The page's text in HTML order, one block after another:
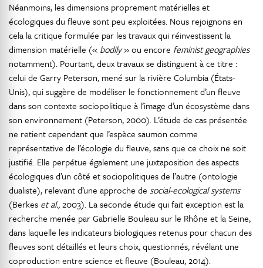
Néanmoins, les dimensions proprement matérielles et
écologiques du fleuve sont peu exploitées. Nous rejoignons en
cela la critique formulée par les travaux qui réinvestissent la
dimension matérielle (« bodily» ou encore feminist geographies
notamment). Pourtant, deux travaux se distinguent à ce titre :
celui de Garry Peterson, mené sur la rivière Columbia (États-
Unis), qui suggère de modéliser le fonctionnement d’un fleuve
dans son contexte sociopolitique à l’image d’un écosystème dans
son environnement (Peterson, 2000). L’étude de cas présentée
ne retient cependant que l’espèce saumon comme
représentative de l’écologie du fleuve, sans que ce choix ne soit
justifié. Elle perpétue également une juxtaposition des aspects
écologiques d’un côté et sociopolitiques de l’autre (ontologie
dualiste), relevant d’une approche de social-ecological systems
(Berkes et al.,2003). La seconde étude qui fait exception est la
recherche menée par Gabrielle Bouleau sur le Rhône et la Seine,
dans laquelle les indicateurs biologiques retenus pour chacun des
fleuves sont détaillés et leurs choix, questionnés, révélant une
coproduction entre science et fleuve (Bouleau, 2014).